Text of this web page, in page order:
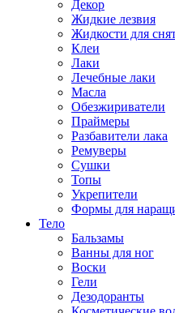
Декор
Жидкие лезвия
Жидкости для
Клеи
Лаки
Лечебные лаки
Масла
Обезжириватели
Праймеры
Разбавители лака
Ремуверы
Сушки
Топы
Укрепители
Формы для
Тело
Бальзамы
Ванны для ног
Воски
Гели
Дезодоранты